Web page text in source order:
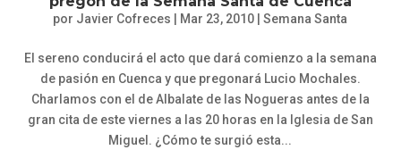
por Javier Cofreces | Mar 23, 2010 |Semana Santa
El sereno conducirá el acto que dará comienzo a la semana
de pasión en Cuenca y que pregonará Lucio Mochales.
Charlamos con el de Albalate de las Nogueras antes de la
gran cita de este viernes a las 20 horas en la Iglesia de San
Miguel. ¿Cómo te surgió esta...